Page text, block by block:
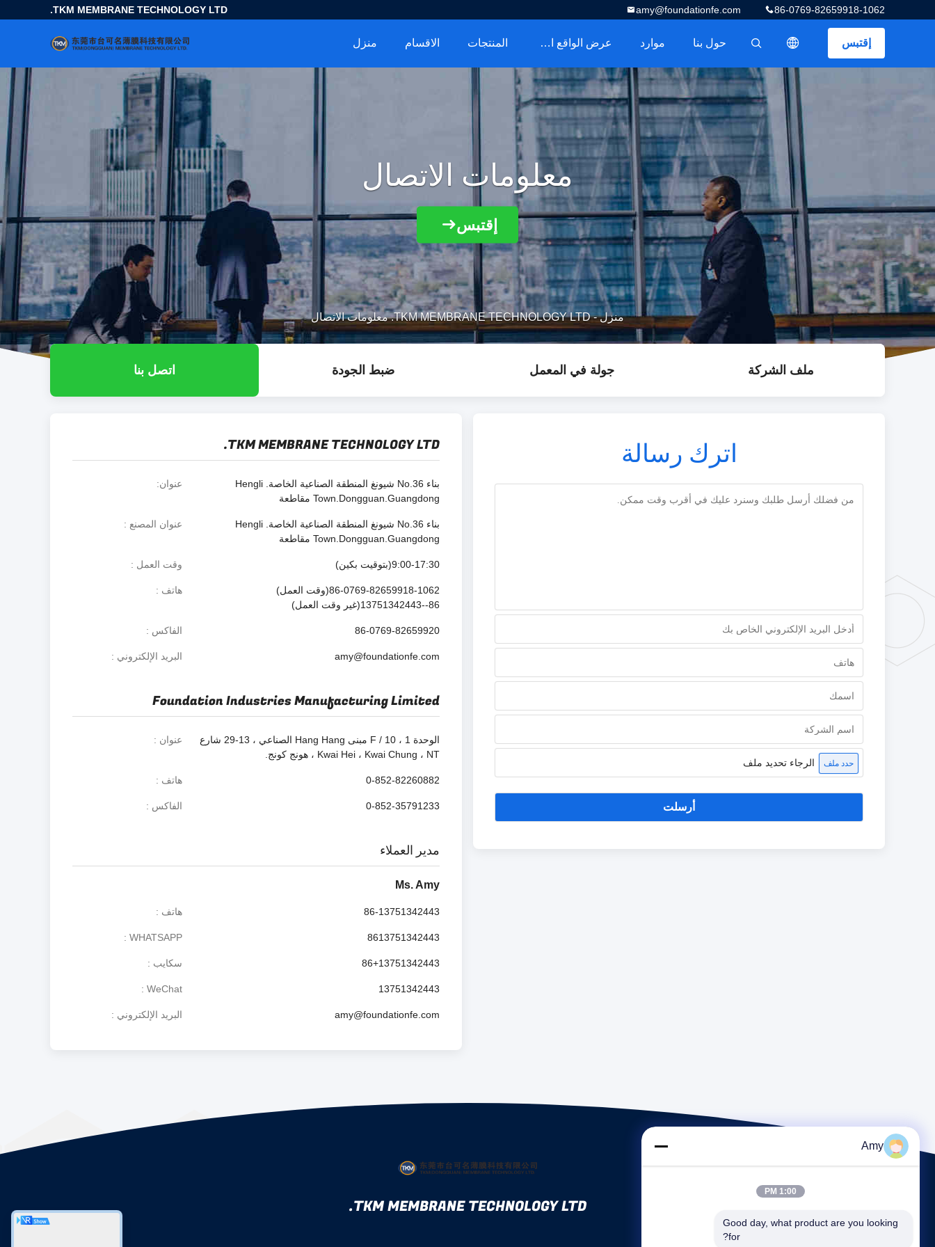
TKM MEMBRANE TECHNOLOGY LTD. 86-0769-82659918-1062
amy@foundationfe.com
إقتبس
描述
منزل الاقسام المنتجات عرض الواقع الافتراضي موارد حول بنا
معلومات الاتصال
إقتبس
منزل-TKM MEMBRANE TECHNOLOGY LTD. معلومات الاتصال
ملف الشركة جولة في المعمل ضبط الجودة اتصل بنا
TKM MEMBRANE TECHNOLOGY LTD.
عنوان
بناء No.36 شيونغ المنطقة الصناعية الخاصة. Hengli
Town.Dongguan.Guangdong مقاطعة
عنوان المصنع
بناء No.36 شيونغ المنطقة الصناعية الخاصة. Hengli
Town.Dongguan.Guangdong مقاطعة
وقت العمل 9:00-17:30(بتوقيت بكين)
هاتف
86-0769-82659918-1062(وقت العمل)
86--13751342443(غير وقت العمل)
الفاكس 86-0769-82659920
البريد الإلكتروني amy@foundationfe.com
Foundation Industries Manufacturing Limited
عنوان
الوحدة 1 ، 10 / F مبنى Hang Hang الصناعي ، 13-29 شارع
Kwai Hei ، Kwai Chung ، NT ، هونج كونج.
هاتف 0-852-82260882
الفاكس 0-852-35791233
مدير العملاء
Ms. Amy
هاتف 86-13751342443
WHATSAPP 8613751342443
سكايب 86+13751342443
WeChat 13751342443
البريد الإلكتروني amy@foundationfe.com
اترك رسالة
حدد ملف الرجاء تحديد ملف
أرسلت
TKM MEMBRANE TECHNOLOGY LTD.
Amy
1:00 PM
Good day, what product are you looking
for?